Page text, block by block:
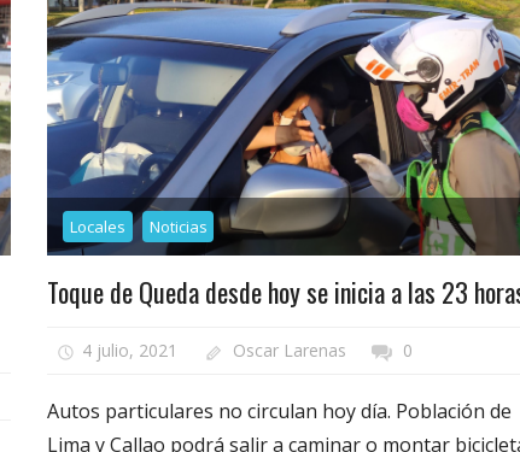
Locales Noticias
Toque de Queda desde hoy se inicia a las 23
4 julio, 2021 Oscar Larenas 0
Autos particulares no circulan hoy día. Población de
Lima y Callao podrá salir a caminar o montar